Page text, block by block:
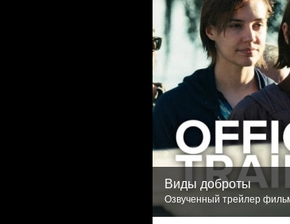
Виды доброты
Озвученный трейлер